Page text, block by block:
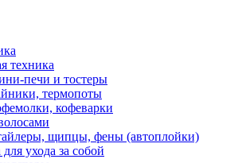
техника
печи и тостеры
термопоты
кофеварки
щипцы, фены (автоплойки)
ухода за собой